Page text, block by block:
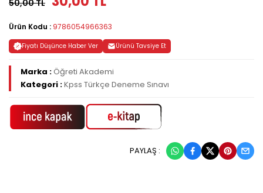
50,00 TL
Ürün Kodu : 9786054966363
Fiyatı Düşünce Haber Ver Ürünü Tavsiye Et
Marka :Öğreti Akademi
Kategori :Kpss Türkçe Deneme Sınavı
PAYLAŞ :